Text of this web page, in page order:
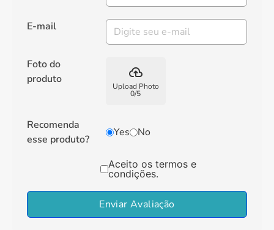
E-mail
Foto do
produto
backup
Upload Photo
0/5
Recomenda
esse produto?
Yes No
Aceito os termos e
condições.
Enviar Avaliação